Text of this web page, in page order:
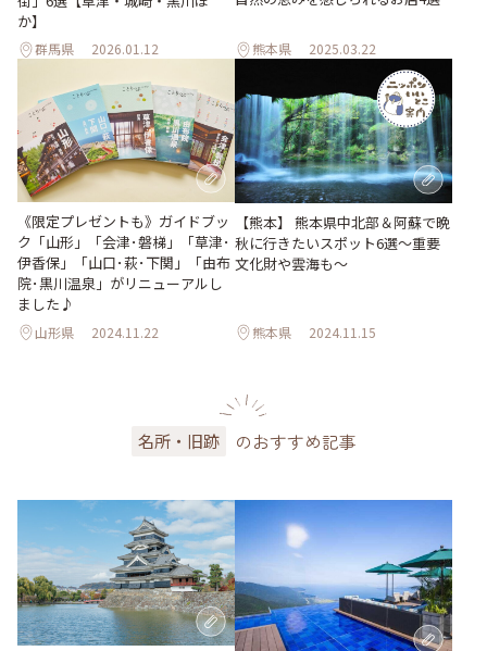
か】
群馬県 2026.01.12 熊本県 2025.03.22
《限定プレゼントも》ガイドブッ
ク「山形」「会津･磐梯」「草津･
伊香保」「山口･萩･下関」「由布
院･黒川温泉」がリニューアルし
ました♪
山形県 2024.11.22
【熊本】 熊本県中北部＆阿蘇で晩
秋に行きたいスポット6選〜重要
文化財や雲海も〜
熊本県 2024.11.15
名所・旧跡 のおすすめ記事